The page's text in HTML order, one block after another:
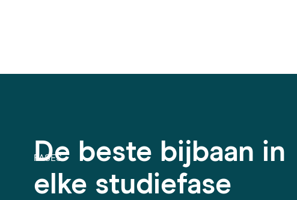
FASES
De beste bijbaan in
elke studiefase